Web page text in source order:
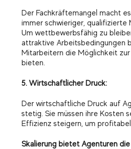
Der Fachkräftemangel macht
immer schwieriger, qualifizierte
Um wettbewerbsfähig zu
attraktive Arbeitsbedingungen
Mitarbeitern die Möglichkeit
bieten.
5. Wirtschaftlicher Druck:
Der wirtschaftliche Druck auf
stetig. Sie müssen ihre Kosten
Effizienz steigern, um
Skalierung bietet Agenturen